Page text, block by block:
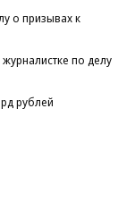
о призывах к
по делу
рублей